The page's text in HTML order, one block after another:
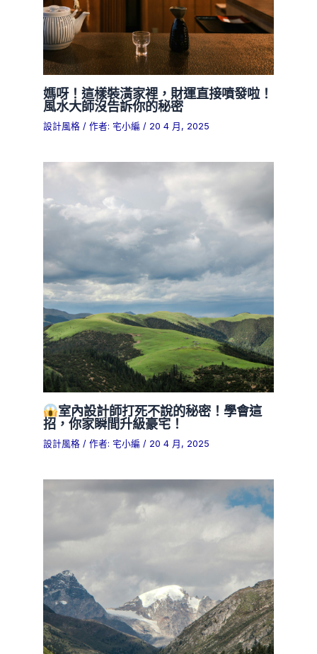
媽呀！這樣裝潢家裡，財運直接噴發啦！
風水大師沒告訴你的秘密
設計風格 / 作者: 宅小編 / 20 4 月, 2025
室內設計師打死不說的秘密！學會這
招，你家瞬間升級豪宅！
設計風格 / 作者: 宅小編 / 20 4 月, 2025